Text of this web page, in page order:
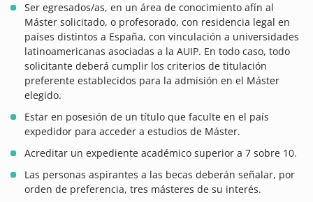
Ser egresados/as, en un área de conocimiento afín al
Máster solicitado, o profesorado, con residencia legal en
países distintos a España, con vinculación a universidades
latinoamericanas asociadas a la AUIP. En todo caso, todo
solicitante deberá cumplir los criterios de titulación
preferente establecidos para la admisión en el Máster
elegido.
Estar en posesión de un título que faculte en el país
expedidor para acceder a estudios de Máster.
Acreditar un expediente académico superior a 7 sobre 10.
Las personas aspirantes a las becas deberán señalar, por
orden de preferencia, tres másteres de su interés.